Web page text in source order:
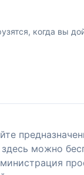
когда вы
можно